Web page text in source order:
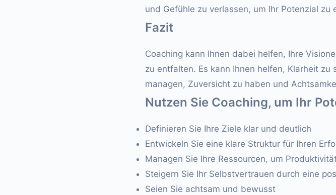
und Gefühle zu verlassen, um Ihr Potenzial
Fazit
Coaching kann Ihnen dabei helfen, Ihre
zu entfalten. Es kann Ihnen helfen, Klarheit
managen, Zuversicht zu haben und
Nutzen Sie Coaching, um Ihr
Definieren Sie Ihre Ziele klar und deutlich
Entwickeln Sie eine klare Struktur für Ihren
Managen Sie Ihre Ressourcen, um
Steigern Sie Ihr Selbstvertrauen durch eine
Seien Sie achtsam und bewusst